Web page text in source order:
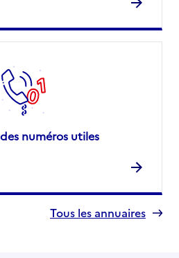
numéros utiles
Tous les annuaires